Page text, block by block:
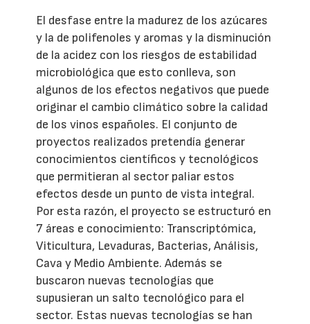
El desfase entre la madurez de los azúcares
y la de polifenoles y aromas y la disminución
de la acidez con los riesgos de estabilidad
microbiológica que esto conlleva, son
algunos de los efectos negativos que puede
originar el cambio climático sobre la calidad
de los vinos españoles. El conjunto de
proyectos realizados pretendía generar
conocimientos científicos y tecnológicos
que permitieran al sector paliar estos
efectos desde un punto de vista integral.
Por esta razón, el proyecto se estructuró en
7 áreas e conocimiento: Transcriptómica,
Viticultura, Levaduras, Bacterias, Análisis,
Cava y Medio Ambiente. Además se
buscaron nuevas tecnologías que
supusieran un salto tecnológico para el
sector. Estas nuevas tecnologías se han